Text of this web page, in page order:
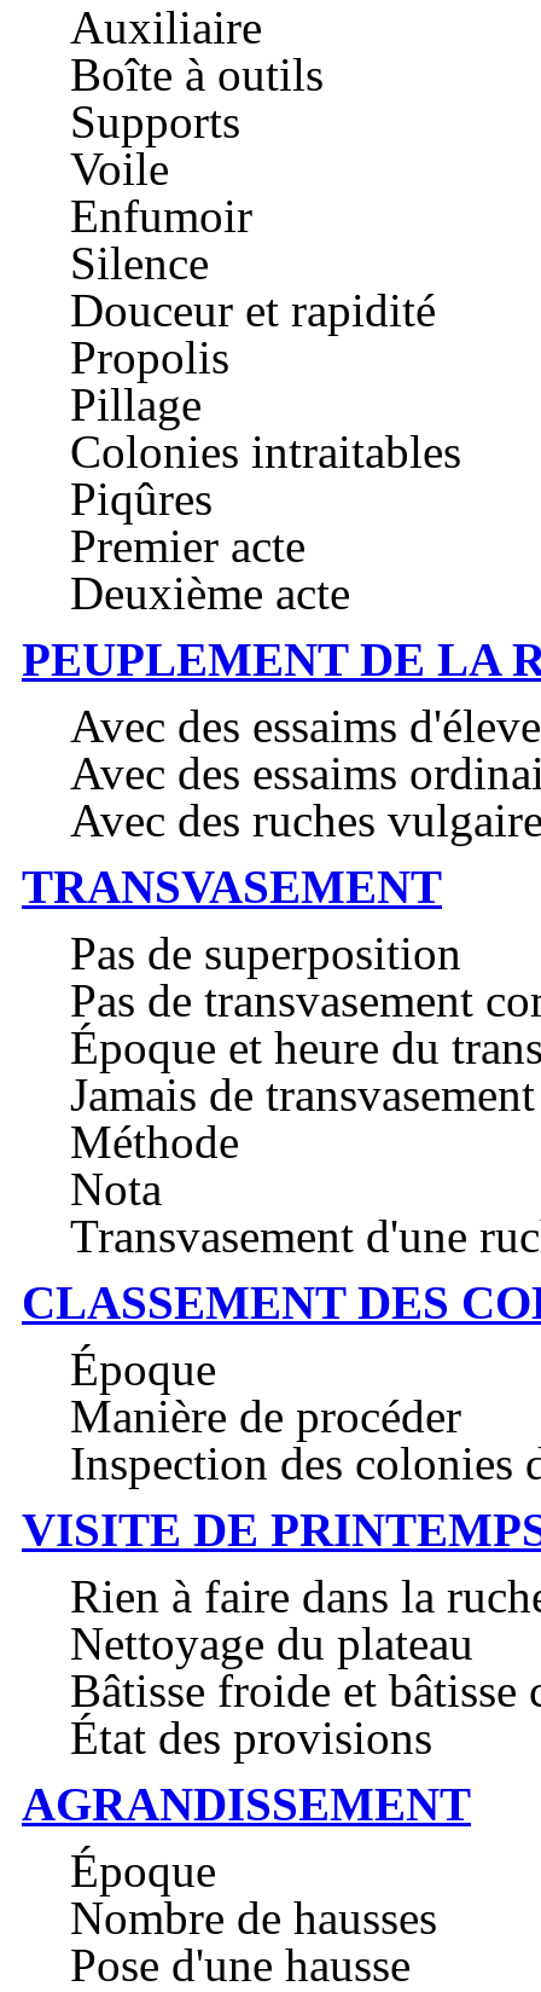
Auxiliaire
Boîte à outils
Supports
Voile
Enfumoir
Silence
Douceur et rapidité
Propolis
Pillage
Colonies intraitables
Piqûres
Premier acte
Deuxième acte
PEUPLEMENT DE LA
Avec des essaims
Avec des essaims
Avec des ruches
TRANSVASEMENT
Pas de superposition
Pas de transvasement
Époque et heure du
Jamais de
Méthode
Nota
Transvasement d'une
CLASSEMENT DES
Époque
Manière de procéder
Inspection des colonies
VISITE DE
Rien à faire dans la
Nettoyage du plateau
Bâtisse froide et bâtisse
État des provisions
AGRANDISSEMENT
Époque
Nombre de hausses
Pose d'une hausse